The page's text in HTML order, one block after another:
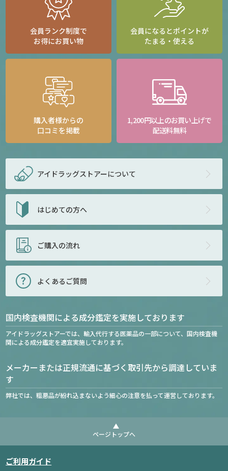
会員ランク制度で
お得にお買い物
会員になるとポイントが
たまる・使える
購入者様からの
口コミを掲載
1,200円以上のお買い上げで
配送料無料
アイドラッグストアーについて
はじめての方へ
ご購入の流れ
よくあるご質問
国内検査機関による成分鑑定を実施しております
アイドラッグストアーでは、輸入代行する医薬品の一部について、国内検査機
関による成分鑑定を適宜実施しております。
メーカーまたは正規流通に基づく取引先から調達していま
す
弊社では、粗悪品が紛れ込まないよう細心の注意を払って運営しております。
ページトップへ
ご利用ガイド